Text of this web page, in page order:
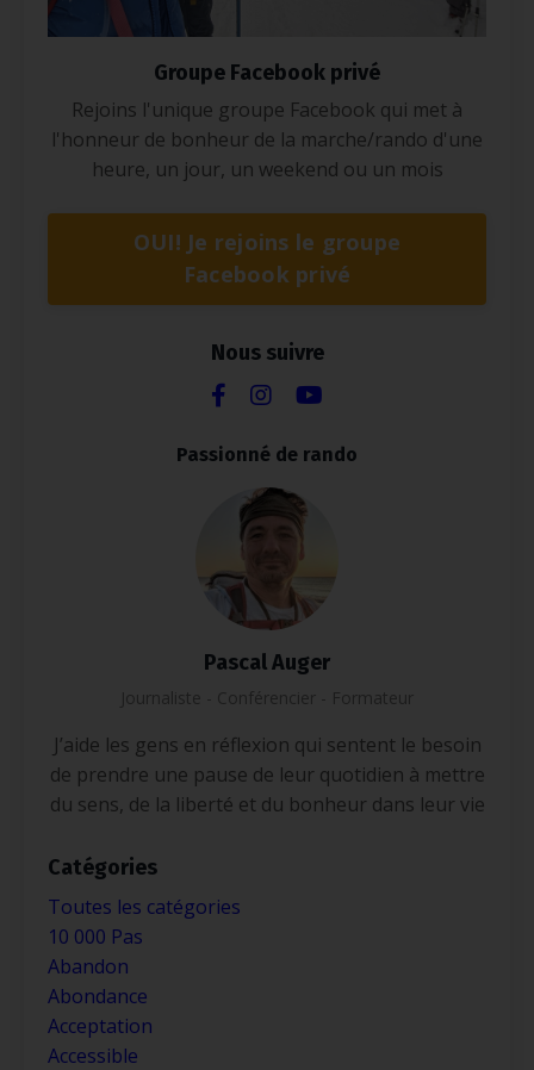
Groupe Facebook privé
Rejoins l'unique groupe Facebook qui met à
l'honneur de bonheur de la marche/rando d'une
heure, un jour, un weekend ou un mois
OUI! Je rejoins le groupe
Facebook privé
Nous suivre
Passionné de rando
Pascal Auger
Journaliste - Conférencier - Formateur
J’aide les gens en réflexion qui sentent le besoin
de prendre une pause de leur quotidien à mettre
du sens, de la liberté et du bonheur dans leur vie
Catégories
Toutes les catégories
10 000 Pas
Abandon
Abondance
Acceptation
Accessible